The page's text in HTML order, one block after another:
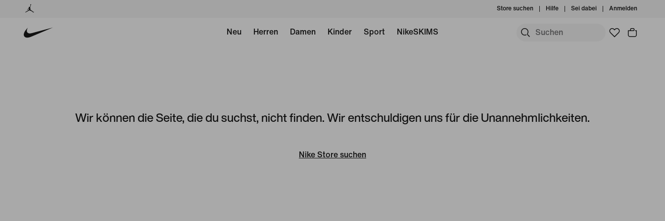
Store suchen Hilfe Sei dabei Anmelden
Neu Herren Damen Kinder Sport NikeSKIMS
Wir können die Seite, die du suchst, nicht finden. Wir entschuldigen uns für die Unannehmlichkeiten.
Nike Store suchen